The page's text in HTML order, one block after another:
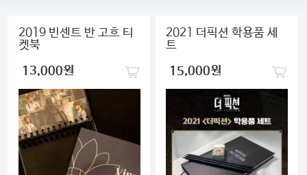
2019 빈센트 반 고흐 티
켓북
13,000원
2021 더픽션 학용품 세
트
15,000원